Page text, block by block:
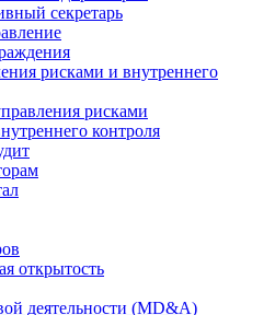
секретарь
рисками и внутреннего
рисками
контроля
открытость
деятельности (MD&A)